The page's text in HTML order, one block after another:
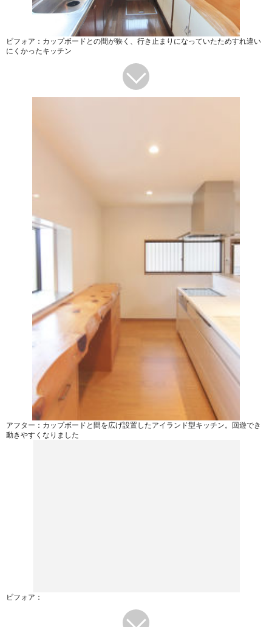
ビフォア：カップボードとの間が狭く、行き止まりになっていたためすれ違い
にくかったキッチン
アフター：カップボードと間を広げ設置したアイランド型キッチン。回遊でき
動きやすくなりました
ビフォア：